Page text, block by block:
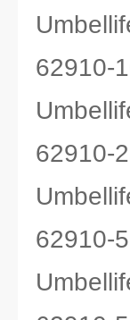
62910-
62910-
62910-5